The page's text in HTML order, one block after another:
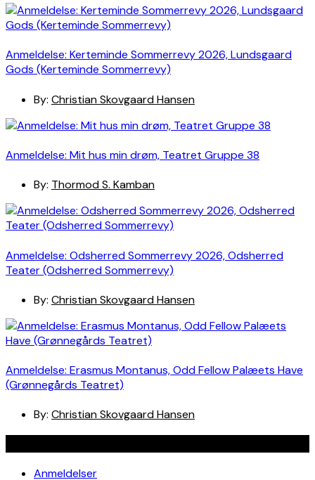
Anmeldelse: Kerteminde Sommerrevy 2026, Lundsgaard
Gods (Kerteminde Sommerrevy)
By: Christian Skovgaard Hansen
Anmeldelse: Mit hus min drøm, Teatret Gruppe 38
By: Thormod S. Kamban
Anmeldelse: Odsherred Sommerrevy 2026, Odsherred
Teater (Odsherred Sommerrevy)
By: Christian Skovgaard Hansen
Anmeldelse: Erasmus Montanus, Odd Fellow Palæets Have
(Grønnegårds Teatret)
By: Christian Skovgaard Hansen
Anmeldelser